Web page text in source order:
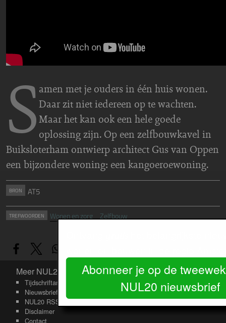
S amen met je ouders in één huis wonen.
Daar zit niet iedereen op te wachten.
Maar het kan ook een hele goede
oplossing zijn. Op een zelfbouwkavel in
Buiksloterham ontwierp architect Gus van Oppen
een bijzondere woning: een kangoeroewoning.
BRON AT5
TREFWOORDEN Wonen en zorg Zelfbouw
Meer NUL20
Meer NUL20
Tijdschriftarchief
Nieuwsbrief
NUL20 RSS-feeds
Disclaimer
Contact
Abonneer je op de
NUL20 nieuwsbrief